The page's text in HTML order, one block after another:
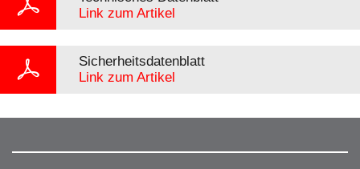
Link zum Artikel
Sicherheitsdatenblatt
Link zum Artikel